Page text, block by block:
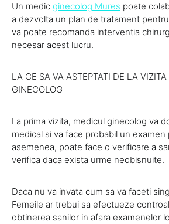
Un medic ginecolog Mures poate
a dezvolta un plan de tratament
va poate recomanda interventia
necesar acest lucru.
LA CE SA VA ASTEPTATI DE LA VIZITA
GINECOLOG
La prima vizita, medicul ginecolog va
medical si va face probabil un examen
asemenea, poate face o verificare a
verifica daca exista urme neobisnuite.
Daca nu va invata cum sa va faceti
Femeile ar trebui sa efectueze
obtinerea sanilor in afara examenelor